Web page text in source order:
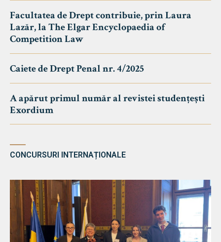
Facultatea de Drept contribuie, prin Laura
Lazăr, la The Elgar Encyclopaedia of
Competition Law
Caiete de Drept Penal nr. 4/2025
A apărut primul număr al revistei studențești
Exordium
CONCURSURI INTERNAȚIONALE